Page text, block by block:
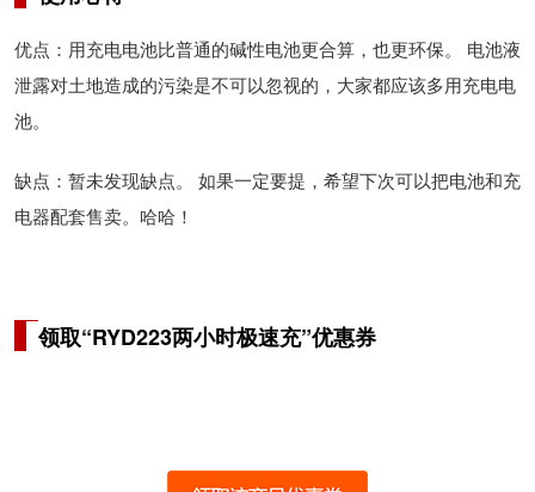
优点：用充电电池比普通的碱性电池更合算，也更环保。 电池液
泄露对土地造成的污染是不可以忽视的，大家都应该多用充电电
池。
缺点：暂未发现缺点。 如果一定要提，希望下次可以把电池和充
电器配套售卖。哈哈！
领取“RYD223两小时极速充”优惠券